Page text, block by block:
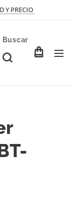
Y PRECIO
Buscar